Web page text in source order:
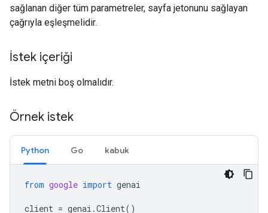
sağlanan diğer tüm parametreler, sayfa jetonunu sağlayan
çağrıyla eşleşmelidir.
İstek içeriği
İstek metni boş olmalıdır.
Örnek istek
Python Go kabuk
from google import genai
client = genai .Client()